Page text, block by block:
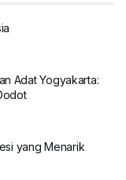
Adat Yogyakarta:
yang Menarik